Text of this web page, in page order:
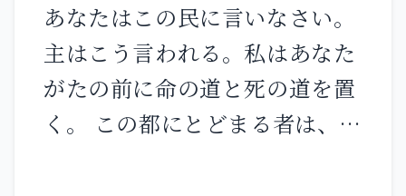
を集め、会衆を聖別し、長老た
ちを召集せよ。 幼子や乳飲み子
を集めよ。 花婿をその寝室から
花嫁をその部屋から呼び出せ。
あなたはこの民に言いなさい。
主はこう言われる。私はあなた
がたの前に命の道と死の道を置
く。 この都にとどまる者は、剣